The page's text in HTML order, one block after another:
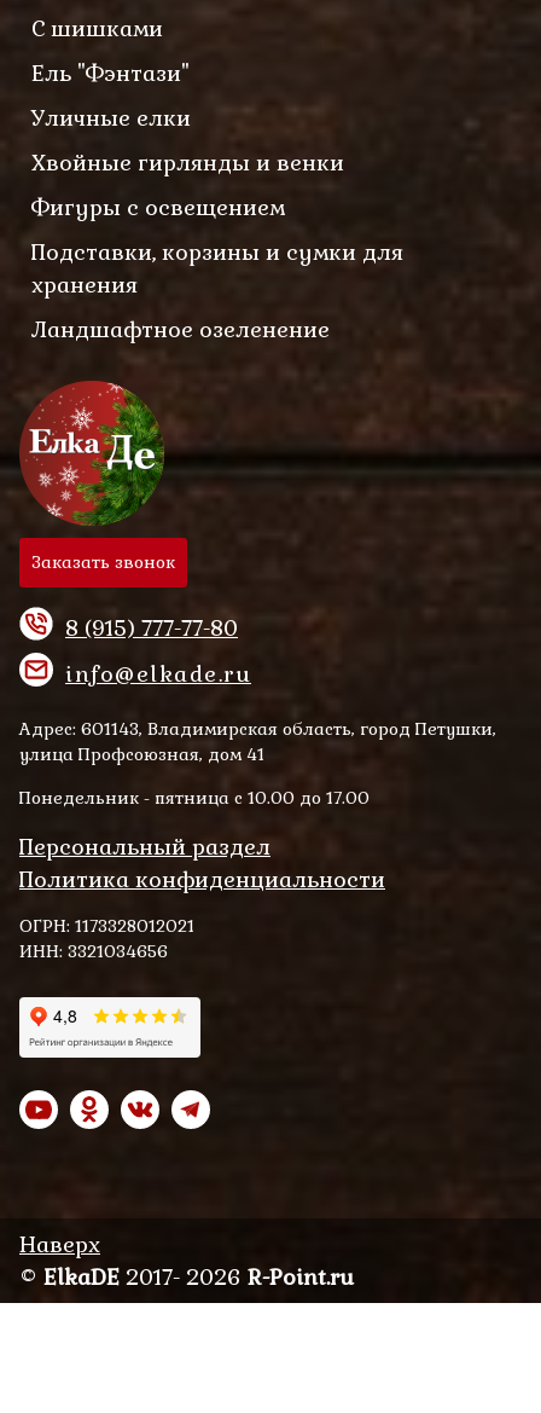
С шишками
Ель "Фэнтази"
Уличные елки
Хвойные гирлянды и венки
Фигуры с освещением
Подставки, корзины и сумки для
хранения
Ландшафтное озеленение
Заказать звонок
8 (915) 777-77-80
info@elkade.ru
Адрес: 601143, Владимирская область, город Петушки,
улица Профсоюзная, дом 41
Понедельник - пятница с 10.00 до 17.00
Персональный раздел
Политика конфиденциальности
ОГРН: 1173328012021
ИНН: 3321034656
Наверх
© ElkaDE 2017- 2026 R-Point.ru